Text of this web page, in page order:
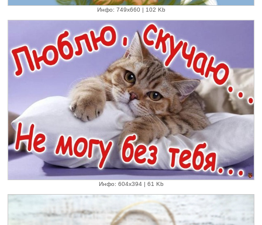
Инфо: 749х660 | 102 Kb
Инфо: 604х394 | 61 Kb